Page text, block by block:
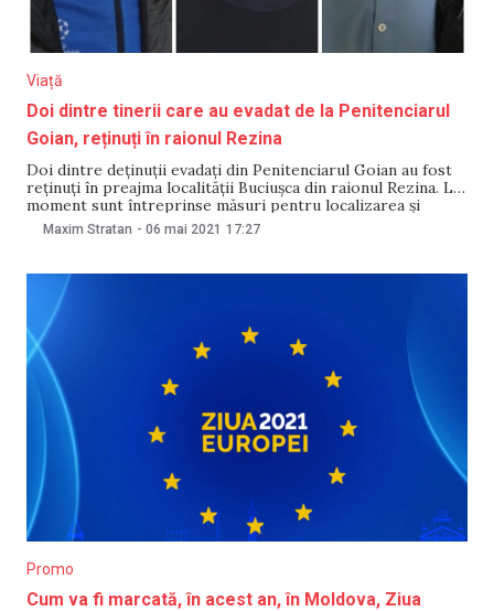
Viață
Doi dintre tinerii care au evadat de la Penitenciarul
Goian, reținuți în raionul Rezina
Doi dintre deținuții evadați din Penitenciarul Goian au fost
reținuți în preajma localității Buciușca din raionul Rezina. La
moment sunt întreprinse măsuri pentru localizarea și
reținerea celui de-al treilea deținut. În seara zilei de 5 mai,
tinerii au furat o mașină din raionul Criuleni, după care au
Maxim Stratan - 06 mai 2021 17:27
Promo
Cum va fi marcată, în acest an, în Moldova, Ziua